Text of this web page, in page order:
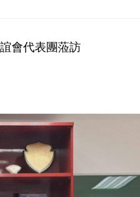
會代表團蒞訪